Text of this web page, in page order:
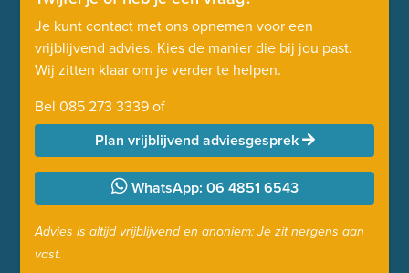
Je kunt contact met ons opnemen voor een
vrijblijvend advies. Kies de manier die bij jou past.
Wij zitten klaar om je verder te helpen.
Bel 085 273 3339of
Plan vrijblijvend adviesgesprek
WhatsApp: 06 4851 6543
Advies is altijd vrijblijvend en anoniem: Je zit nergens aan
vast.